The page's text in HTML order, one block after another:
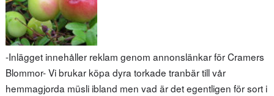
-Inlägget innehåller reklam genom annonslänkar för Cramers
Blommor- Vi brukar köpa dyra torkade tranbär till vår
hemmagjorda müsli ibland men vad är det egentligen för sort i